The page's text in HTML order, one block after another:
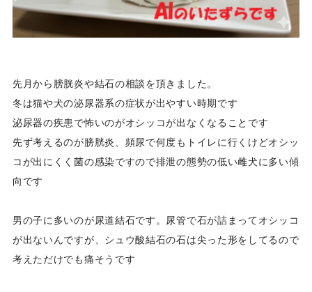
先月から膀胱炎や結石の相談を頂きました。
冬は猫や犬の泌尿器系の症状が出やすい時期です
泌尿器の疾患で怖いのがオシッコが出なくなることです
先ず考えるのが膀胱炎、頻尿で何度もトイレに行くけどオシッ
コが出にくく菌の感染ですので排泄の態勢の低い雌犬に多い傾
向です
男の子に多いのが尿道結石です。尿管で石が詰まってオシッコ
が出ないんですが、シュウ酸結石の石は尖った形をしてるので
考えただけでも痛そうです